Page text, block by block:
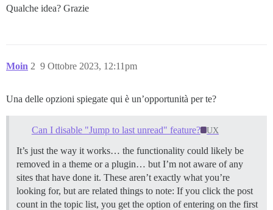
Qualche idea? Grazie
Moin 9 Ottobre 2023, 12:11pm
2
Una delle opzioni spiegate qui è un’opportunità per te?
Can I disable "Jump to last unread" feature? UX
It’s just the way it works… the functionality could likely be
removed in a theme or a plugin… but I’m not aware of any
sites that have done it. These aren’t exactly what you’re
looking for, but are related things to note: If you click the post
count in the topic list, you get the option of entering on the first